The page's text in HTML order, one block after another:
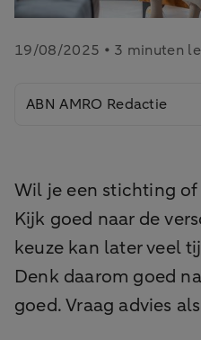
19/08/2025 • 3 minuten
ABN AMRO Redactie
Wil je een stichting
Kijk goed naar de
keuze kan later veel
Denk daarom goed
goed. Vraag advies